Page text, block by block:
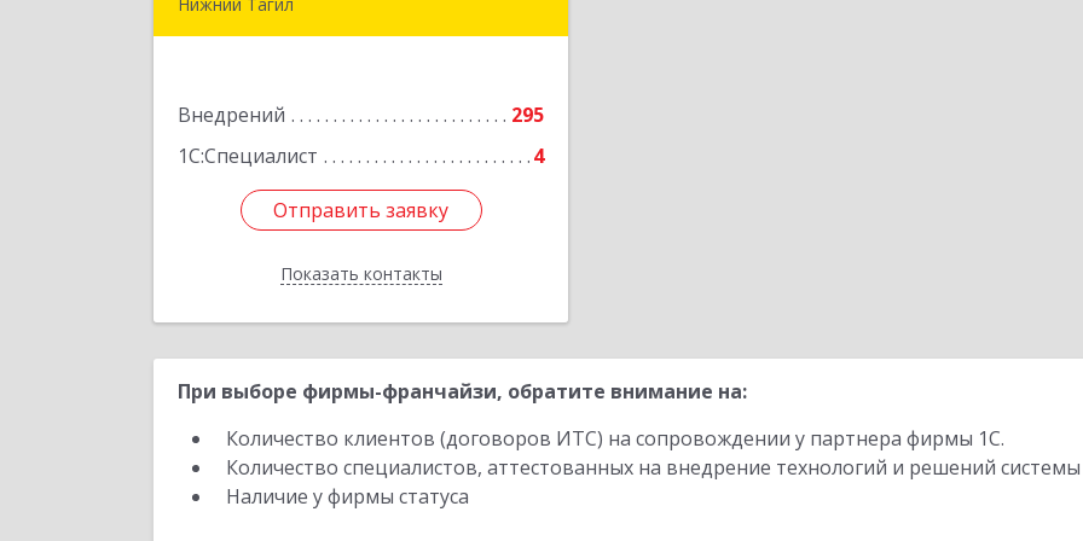
Внедрений
295
1С:Специалист
4
Отправить заявку
Показать контакты
Подробнее
Отправить заявку
Назад
При выборе фирмы-франчайзи, обратите внимание на:
Количество клиентов (договоров ИТС) на сопровождении у партнера фирмы 1С.
Количество специалистов, аттестованных на внедрение технологий и решений
Наличие у фирмы статуса